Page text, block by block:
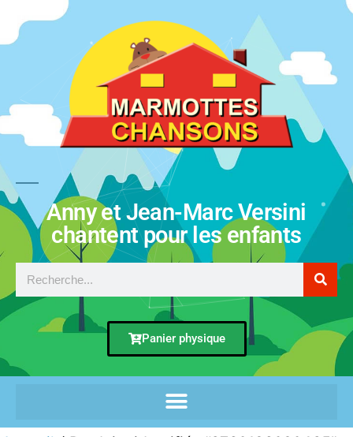
Anny et Jean-Marc Versini
chantent pour les enfants
Panier physique